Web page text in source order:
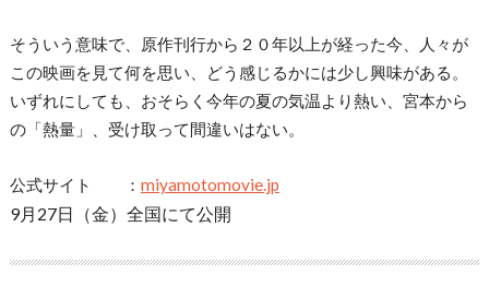
そういう意味で、原作刊行から２０年以上が経った今、人々が
この映画を見て何を思い、どう感じるかには少し興味がある。
いずれにしても、おそらく今年の夏の気温より熱い、宮本から
の「熱量」、受け取って間違いはない。
公式サイト ： miyamotomovie.jp
9月27日（金）全国にて公開